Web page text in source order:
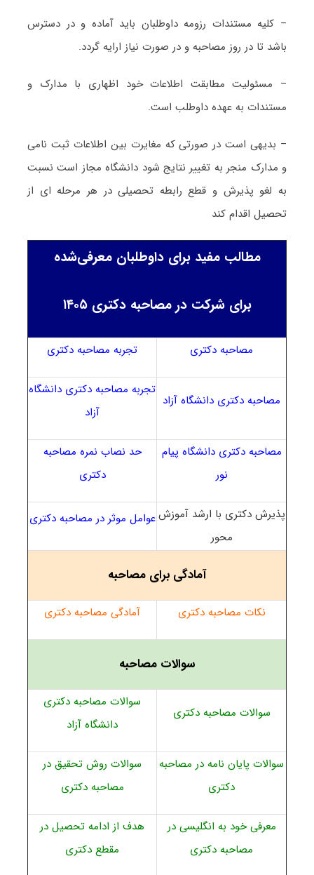
– کلیه مستندات رزومه داوطلبان باید آماده و در دسترس
باشد تا در روز مصاحبه و در صورت نیاز ارایه گردد.
– مسئولیت مطابقت اطلاعات خود اظهاری با مدارک و
مستندات به عهده داوطلب است.
– بدیهی است در صورتی که مغایرت بین اطلاعات ثبت نامی
و مدارک منجر به تغییر نتایج شود دانشگاه مجاز است نسبت
به لغو پذیرش و قطع رابطه تحصیلی در هر مرحله ای از
تحصیل اقدام کند
مطالب مفید برای داوطلبان معرفی‌شده
برای شرکت در مصاحبه دکتری ۱۴۰۵
مصاحبه دکتری تجربه مصاحبه دکتری
مصاحبه دکتری دانشگاه آزاد
تجربه مصاحبه دکتری دانشگاه
آزاد
مصاحبه دکتری دانشگاه پیام
نور
حد نصاب نمره مصاحبه
دکتری
پذیرش دکتری با ارشد آموزش
محور
عوامل موثر در مصاحبه دکتری
آمادگی برای مصاحبه
نکات مصاحبه دکتری آمادگی مصاحبه دکتری
سوالات مصاحبه
سوالات مصاحبه دکتری
سوالات مصاحبه دکتری
دانشگاه آزاد
سوالات پایان نامه در مصاحبه
دکتری
سوالات روش تحقیق در
مصاحبه دکتری
معرفی خود به انگلیسی در
مصاحبه دکتری
هدف از ادامه تحصیل در
مقطع دکتری